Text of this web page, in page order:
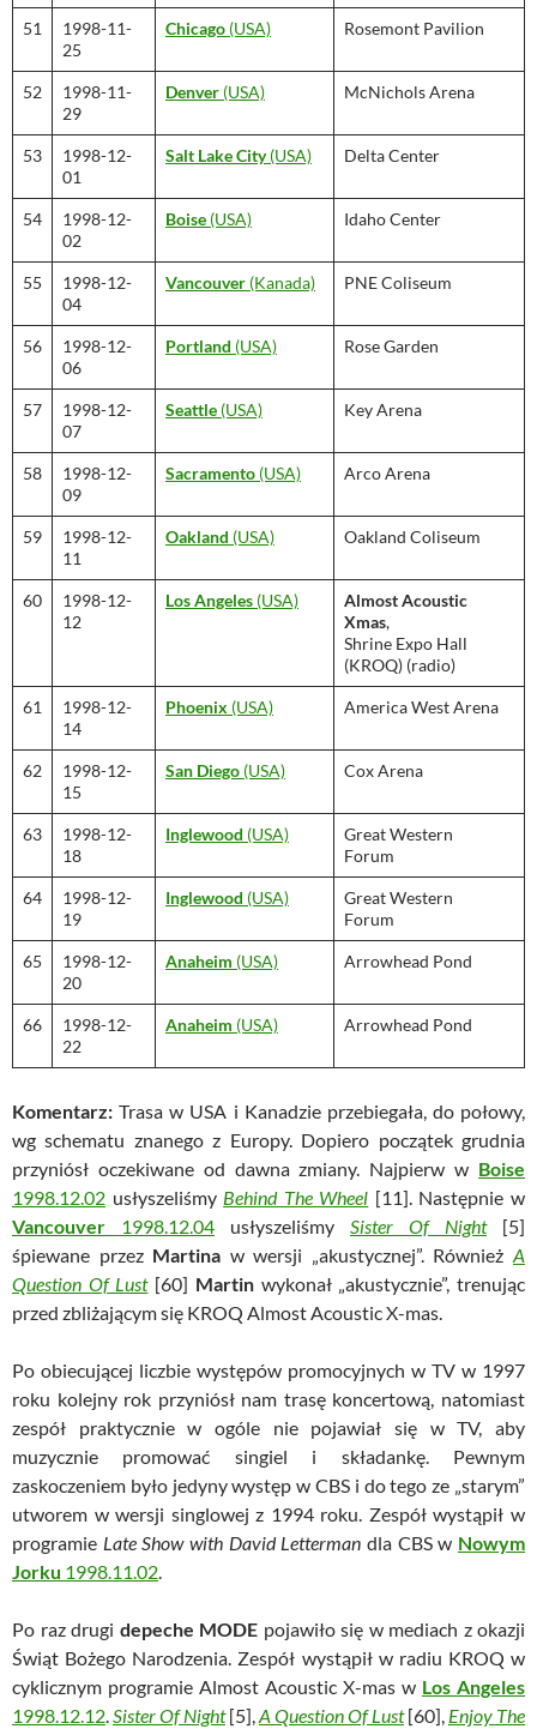
51
1998-11-
25
Chicago (USA) Rosemont Pavilion
52
1998-11-
29
Denver (USA) McNichols Arena
53
1998-12-
01
Salt Lake City(USA) Delta Center
54
1998-12-
02
Boise (USA) Idaho Center
55
1998-12-
04
Vancouver (Kanada) PNE Coliseum
56
1998-12-
06
Portland (USA) Rose Garden
57
1998-12-
07
Seattle (USA) Key Arena
58
1998-12-
09
Sacramento (USA) Arco Arena
59
1998-12-
11
Oakland (USA) Oakland Coliseum
60
1998-12-
12
Los Angeles (USA)
Almost Acoustic
Xmas,
Shrine Expo Hall
(KROQ) (radio)
61
1998-12-
14
Phoenix (USA) America West Arena
62
1998-12-
15
San Diego (USA) Cox Arena
63
1998-12-
18
Inglewood (USA)
Great Western
Forum
64
1998-12-
19
Inglewood (USA)
Great Western
Forum
65
1998-12-
20
Anaheim (USA) Arrowhead Pond
66
1998-12-
22
Anaheim (USA) Arrowhead Pond
Komentarz: Trasa w USA i Kanadzie przebiegała, do połowy,
wg schematu znanego z Europy. Dopiero początek grudnia
przyniósł oczekiwane od dawna zmiany. Najpierw w Boise
1998.12.02 usłyszeliśmy Behind The Wheel [11]. Następnie w
Vancouver 1998.12.04 usłyszeliśmy Sister Of Night[5]
śpiewane przez Martina w wersji „akustycznej”. RównieżA
Question Of Lust[60] Martinwykonał „akustycznie”, trenując
przed zbliżającym się KROQ Almost Acoustic X-mas.
Po obiecującej liczbie występów promocyjnych w TV w 1997
roku kolejny rok przyniósł nam trasę koncertową, natomiast
zespół praktycznie w ogóle nie pojawiał się w TV, aby
muzycznie promować singiel i składankę. Pewnym
zaskoczeniem było jedyny występ w CBS i do tego ze „starym”
utworem w wersji singlowej z 1994 roku. Zespół wystąpił w
programie Late Show with David Letterman dla CBS w Nowym
Jorku 1998.11.02.
Po raz drugi depeche MODE pojawiło się w mediach z okazji
Świąt Bożego Narodzenia. Zespół wystąpił w radiu KROQ w
cyklicznym programie Almost Acoustic X-mas w Los Angeles
1998.12.12.Sister Of Night[5],A Question Of Lust[60], Enjoy The